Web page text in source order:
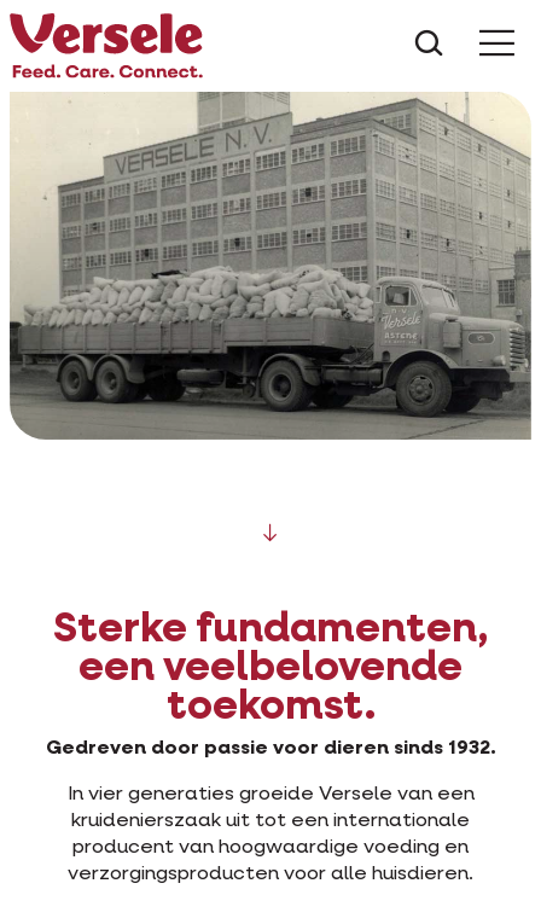
Sterke fundamenten,
een veelbelovende
toekomst.
Gedreven door passie voor dieren sinds 1932.
In vier generaties groeide Versele van een
kruidenierszaak uit tot een internationale
producent van hoogwaardige voeding en
verzorgingsproducten voor alle huisdieren.